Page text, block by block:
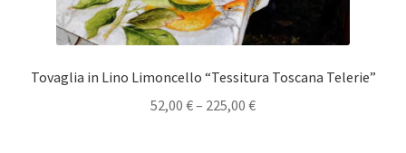
Tovaglia in Lino Limoncello “Tessitura Toscana Telerie”
52,00 €– 225,00 €